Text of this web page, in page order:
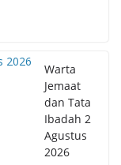
Warta
Jemaat
dan Tata
Ibadah 2
Agustus
2026